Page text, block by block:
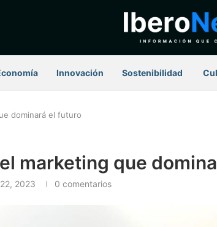
Innovación Sostenibilidad
dominará el futuro
marketing que
2023 0 comentarios